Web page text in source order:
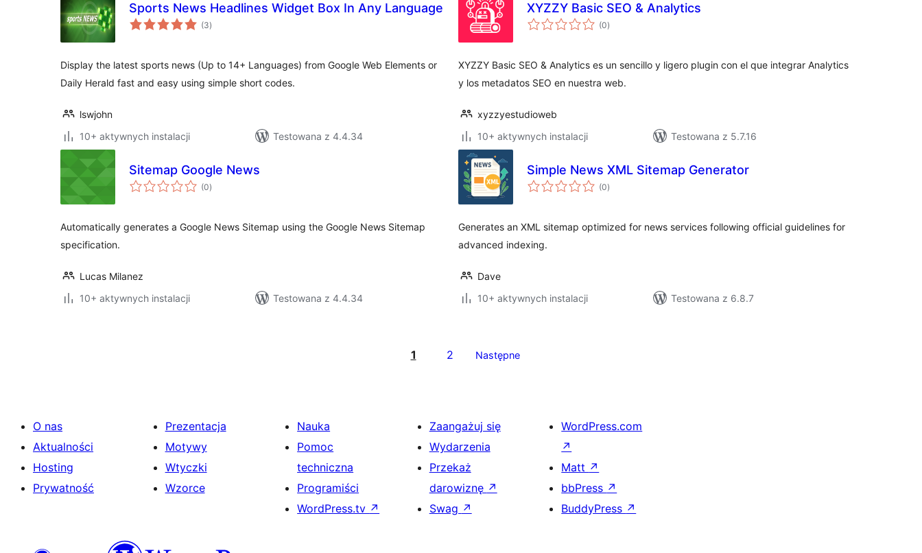
Sports News Headlines Widget Box In Any Language
(3wszystkich
ocen
)
Display the latest sports news (Up to 14+ Languages) from Google Web Elements or
Daily Herald fast and easy using simple short codes.
lswjohn
10+ aktywnych instalacji
Testowana z 4.4.34
XYZZY Basic SEO & Analytics
(0wszystkich
ocen
)
XYZZY Basic SEO & Analytics es un sencillo y ligero plugin con el que integrar Analytics
y los metadatos SEO en nuestra web.
xyzzyestudioweb
10+ aktywnych instalacji
Testowana z 5.7.16
Sitemap Google News
(0wszystkich
ocen
)
Automatically generates a Google News Sitemap using the Google News Sitemap
specification.
Lucas Milanez
10+ aktywnych instalacji
Testowana z 4.4.34
Simple News XML Sitemap Generator
(0wszystkich
ocen
)
Generates an XML sitemap optimized for news services following official guidelines for
advanced indexing.
Dave
10+ aktywnych instalacji
Testowana z 6.8.7
1 2 Następne
O nas
Aktualności
Hosting
Prywatność
Prezentacja
Motywy
Wtyczki
Wzorce
Nauka
Pomoc
techniczna
Programiści
WordPress.tv ↗
Zaangażuj się
Wydarzenia
Przekaż
darowiznę ↗
Swag ↗
WordPress.com
↗
Matt ↗
bbPress ↗
BuddyPress ↗